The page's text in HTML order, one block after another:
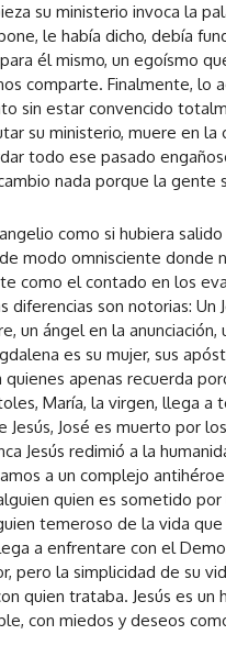
su ministerio invoca la
le había dicho, debía
él mismo, un egoísmo
comparte. Finalmente, lo
sin estar convencido
su ministerio, muere en la
todo ese pasado
nada porque la gente
como si hubiera salido
modo omnisciente donde
como el contado en los
diferencias son notorias: Un
un ángel en la anunciación,
es su mujer, sus
apenas recuerda
María, la virgen, llega a
Jesús, José es muerto por
Jesús redimió a la
a un complejo
quien es sometido
temeroso de la vida que
a enfrentare con el
pero la simplicidad de su
quien trataba. Jesús es un
con miedos y deseos